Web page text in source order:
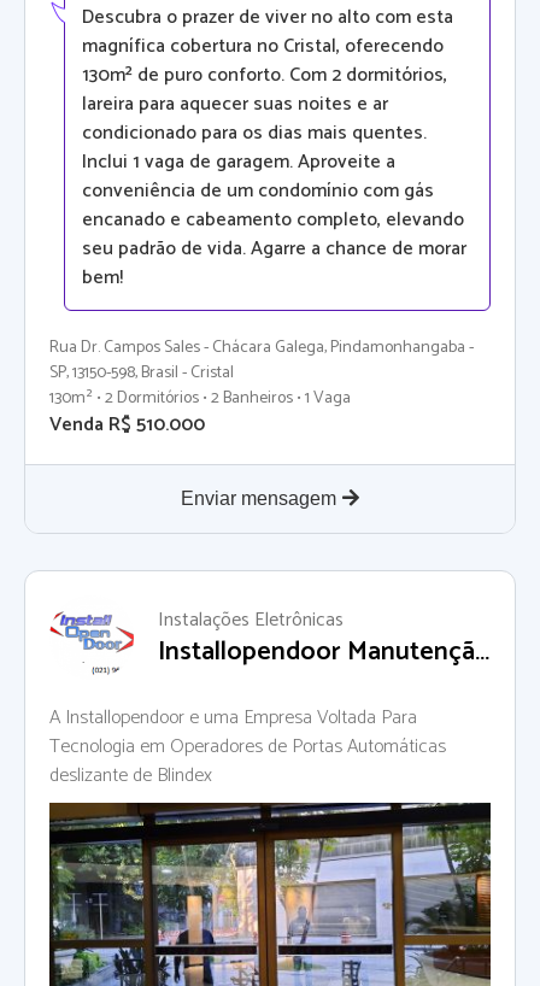
Descubra o prazer de viver no alto com esta
magnífica cobertura no Cristal, oferecendo
130m² de puro conforto. Com 2 dormitórios,
lareira para aquecer suas noites e ar
condicionado para os dias mais quentes.
Inclui 1 vaga de garagem. Aproveite a
conveniência de um condomínio com gás
encanado e cabeamento completo, elevando
seu padrão de vida. Agarre a chance de morar
bem!
Rua Dr. Campos Sales - Chácara Galega, Pindamonhangaba -
SP, 13150-598, Brasil - Cristal
130m² • 2 Dormitórios • 2 Banheiros • 1 Vaga
Venda R$ 510.000
Enviar mensagem
Instalações Eletrônicas
Installopendoor Manutenção
Automáticas
A Installopendoor e uma Empresa Voltada Para
Tecnologia em Operadores de Portas Automáticas
deslizante de Blindex